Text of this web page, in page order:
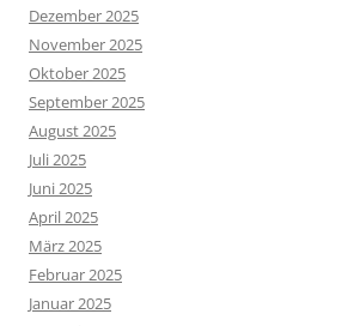
Dezember 2025
November 2025
Oktober 2025
September 2025
August 2025
Juli 2025
Juni 2025
April 2025
März 2025
Februar 2025
Januar 2025